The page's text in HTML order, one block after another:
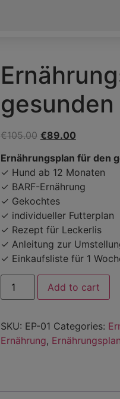
€105.00 €89.00
Ernährungsplan für den
✓ Hund ab 12 Monaten
✓ BARF-Ernährung
✓ Gekochtes
✓ individueller Futterplan
✓ Rezept für Leckerlis
✓ Anleitung zur
✓ Einkaufsliste für 1
Add to cart
SKU: EP-01 Categories:
Ernährung,